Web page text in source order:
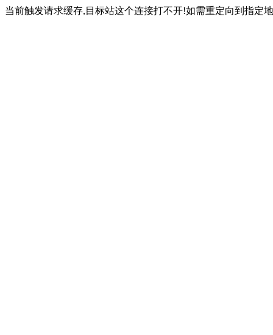
当前触发请求缓存,目标站这个连接打不开!如需重定向到指定